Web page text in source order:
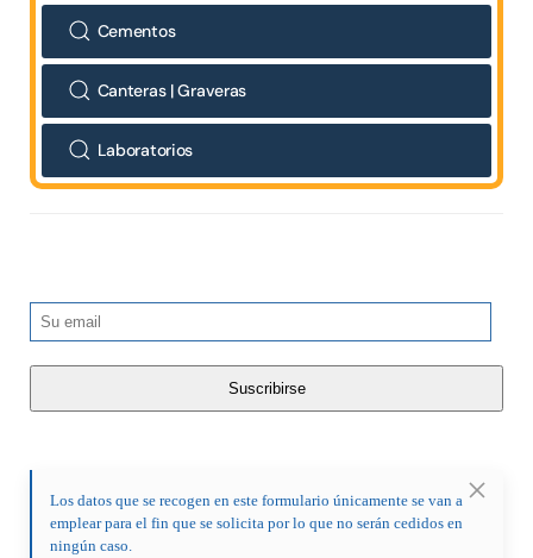
Cementos
Canteras | Graveras
Laboratorios
Los datos que se recogen en este formulario únicamente se van a
emplear para el fin que se solicita por lo que no serán cedidos en
ningún caso.